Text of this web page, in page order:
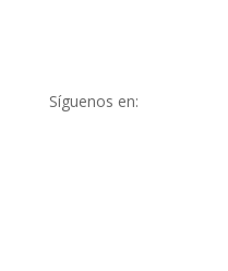
Síguenos en: